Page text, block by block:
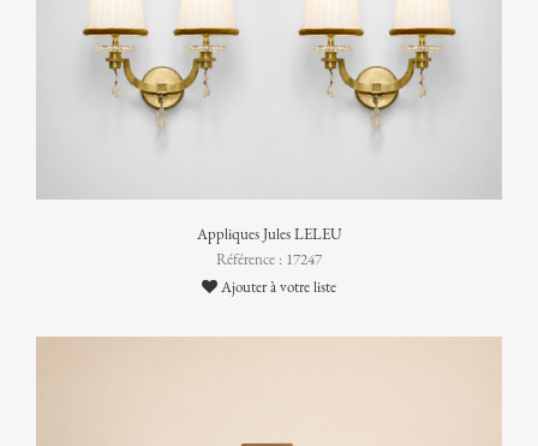
Appliques Jules LELEU
Référence : 17247
Ajouter à votre liste